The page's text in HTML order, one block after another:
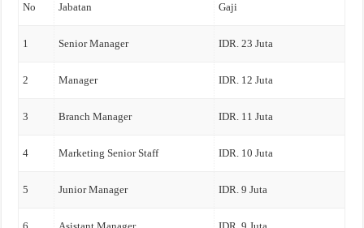
No Jabatan Gaji
1 Senior Manager IDR. 23 Juta
2 Manager IDR. 12 Juta
3 Branch Manager IDR. 11 Juta
4 Marketing Senior Staff IDR. 10 Juta
5 Junior Manager IDR. 9 Juta